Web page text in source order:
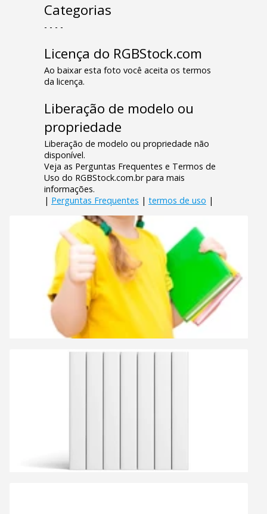
Categorias
- - - -
Licença do RGBStock.com
Ao baixar esta foto você aceita os termos
da licença.
Liberação de modelo ou
propriedade
Liberação de modelo ou propriedade não
disponível.
Veja as Perguntas Frequentes e Termos de
Uso do RGBStock.com.br para mais
informações.
| Perguntas Frequentes | termos de uso |